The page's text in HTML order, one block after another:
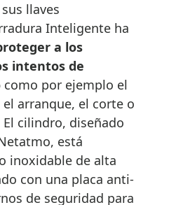
llaves
Inteligente ha
a los
intentos de
como por ejemplo el
arranque, el corte o
cilindro, diseñado
está
inoxidable de alta
con una placa anti-
de seguridad para